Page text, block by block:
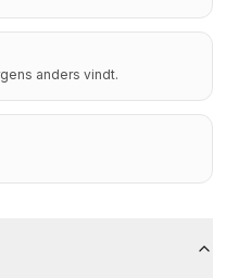
anders vindt.